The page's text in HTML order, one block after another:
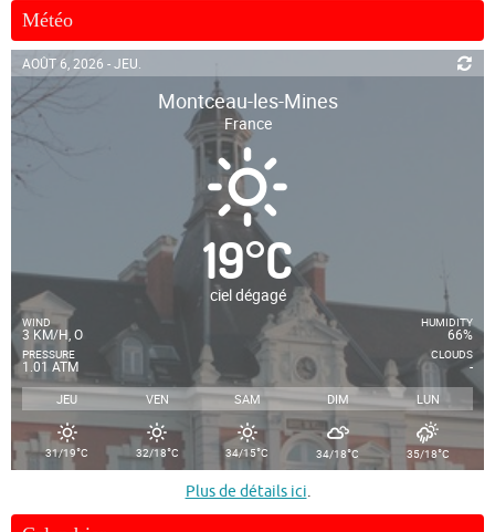
Météo
AOÛT 6, 2026 - JEU.
Montceau-les-Mines
France
19°C
ciel dégagé
WIND
3 KM/H, O
PRESSURE
1.01 ATM
HUMIDITY
66%
CLOUDS
-
JEU VEN SAM DIM LUN
31/19°C 32/18°C 34/15°C 34/18°C 35/18°C
Plus de détails ici.